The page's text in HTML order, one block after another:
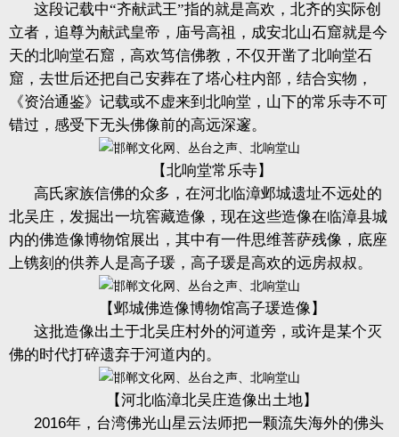
这段记载中“齐献武王”指的就是高欢，北齐的实际创
立者，追尊为献武皇帝，庙号高祖，成安北山石窟就是今
天的北响堂石窟，高欢笃信佛教，不仅开凿了北响堂石
窟，去世后还把自己安葬在了塔心柱内部，结合实物，
《资治通鉴》记载或不虚来到北响堂，山下的常乐寺不可
错过，感受下无头佛像前的高远深邃。
【北响堂常乐寺】
高氏家族信佛的众多，在河北临漳邺城遗址不远处的
北吴庄，发掘出一坑窖藏造像，现在这些造像在临漳县城
内的佛造像博物馆展出，其中有一件思维菩萨残像，底座
上镌刻的供养人是高子瑗，高子瑗是高欢的远房叔叔。
【邺城佛造像博物馆高子瑗造像】
这批造像出土于北吴庄村外的河道旁，或许是某个灭
佛的时代打碎遗弃于河道内的。
【河北临漳北吴庄造像出土地】
2016年，台湾佛光山星云法师把一颗流失海外的佛头